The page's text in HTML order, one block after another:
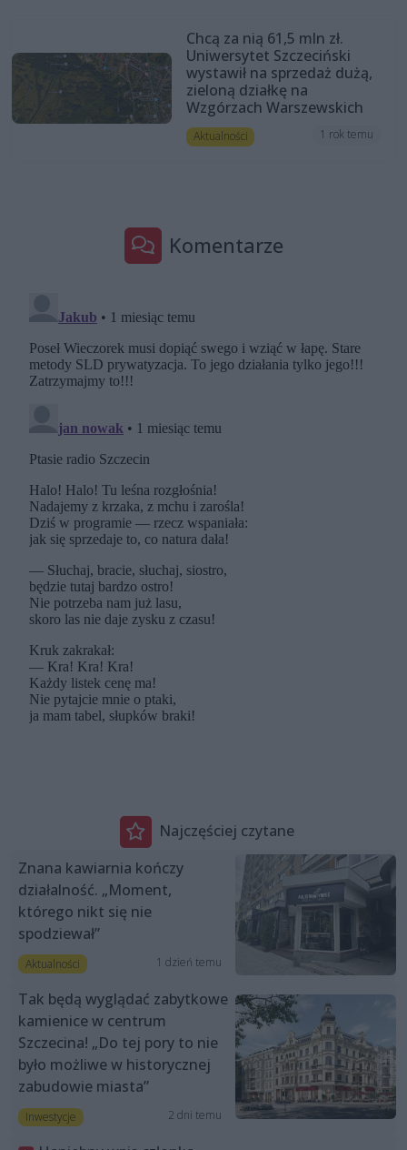
Chcą za nią 61,5 mln zł.
Uniwersytet Szczeciński
wystawił na sprzedaż dużą,
zieloną działkę na
Wzgórzach Warszewskich
Aktualności 1 rok temu
Komentarze
Najczęściej czytane
Znana kawiarnia kończy
działalność. „Moment,
którego nikt się nie
spodziewał”
Aktualności 1 dzień temu
Tak będą wyglądać zabytkowe
kamienice w centrum
Szczecina! „Do tej pory to nie
było możliwe w historycznej
zabudowie miasta”
Inwestycje 2 dni temu